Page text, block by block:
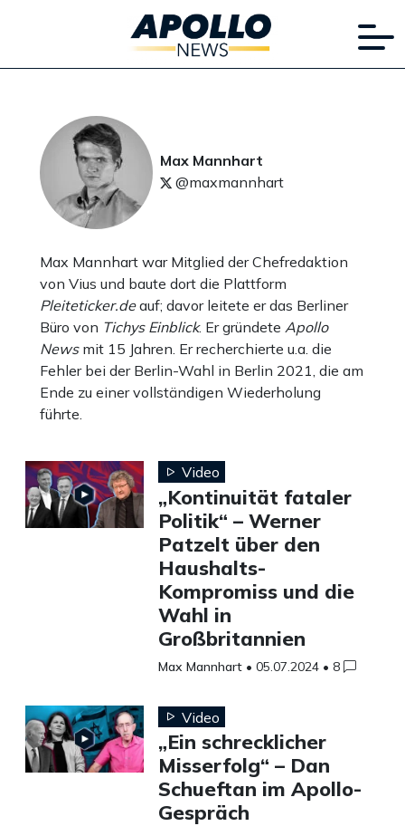
Max Mannhart
@maxmannhart
Max Mannhart war Mitglied der Chefredaktion
von Vius und baute dort die Plattform
Pleiteticker.deauf; davor leitete er das Berliner
Büro von Tichys Einblick. Er gründete Apollo
Newsmit 15 Jahren. Er recherchierte u.a. die
Fehler bei der Berlin-Wahl in Berlin 2021, die am
Ende zu einer vollständigen Wiederholung
führte.
Video
„Kontinuität fataler
Politik“ – Werner
Patzelt über den
Haushalts-
Kompromiss und die
Wahl in
Großbritannien
Max Mannhart • 05.07.2024 • 8
Video
„Ein schrecklicher
Misserfolg“ – Dan
Schueftan im Apollo-
Gespräch